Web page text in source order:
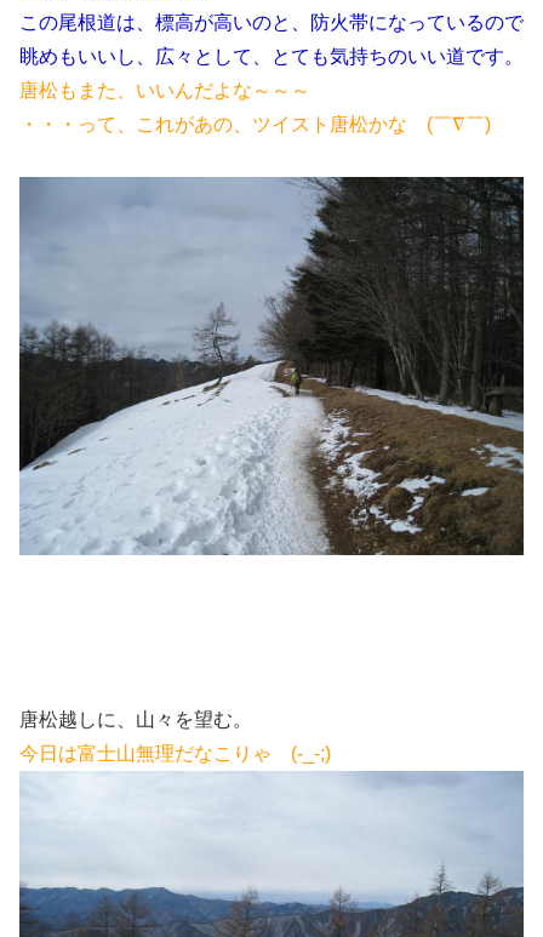
この尾根道は、標高が高いのと、防火帯になっているので
眺めもいいし、広々として、とても気持ちのいい道です。
唐松もまた、いいんだよな～～～
・・・って、これがあの、ツイスト唐松かな (￣∇￣)
唐松越しに、山々を望む。
今日は富士山無理だなこりゃ (-_-;)